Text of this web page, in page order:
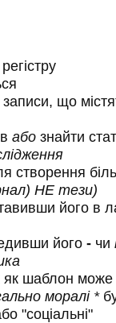
що
або знайти
створення
НЕ тези)
його в
його - чи
як шаблон може
моралі *
"соціальні"